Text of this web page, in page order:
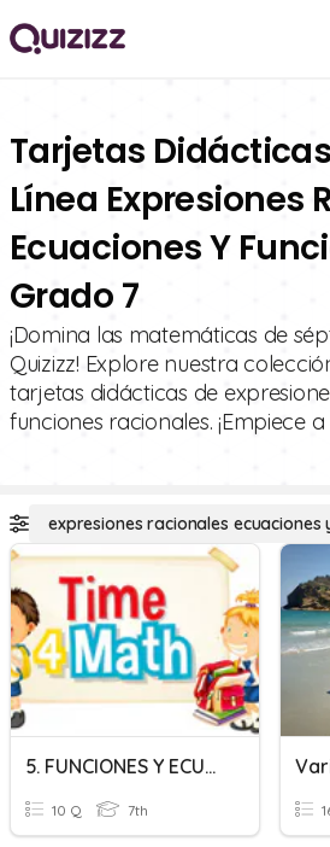
Tarjetas
Línea Expresiones
Ecuaciones Y
Grado 7
¡Domina las matemáticas de
Quizizz! Explore nuestra
tarjetas didácticas de
funciones racionales. ¡Empiece
expresiones racionales ecuaciones
5. FUNCIONES Y ECUACIONES
10 Q 7th